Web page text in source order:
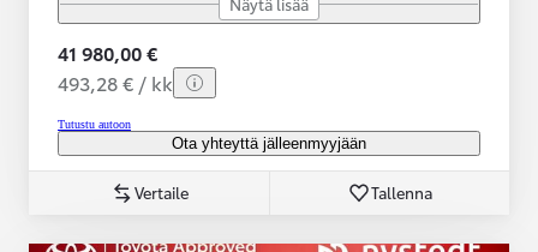
41 980,00 €
493,28 € / kk
Tutustu autoon
Ota yhteyttä jälleenmyyjään
Vertaile Tallenna